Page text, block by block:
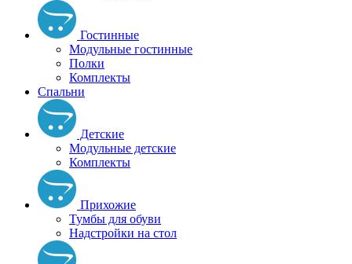
Гостинные
Модульные гостинные
Полки
Комплекты
Спальни
Детские
Модульные детские
Комплекты
Прихожие
Тумбы для обуви
Надстройки на стол